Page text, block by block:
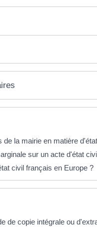
la mairie en matière
sur un acte d'état
civil français en Europe ?
de copie intégrale ou